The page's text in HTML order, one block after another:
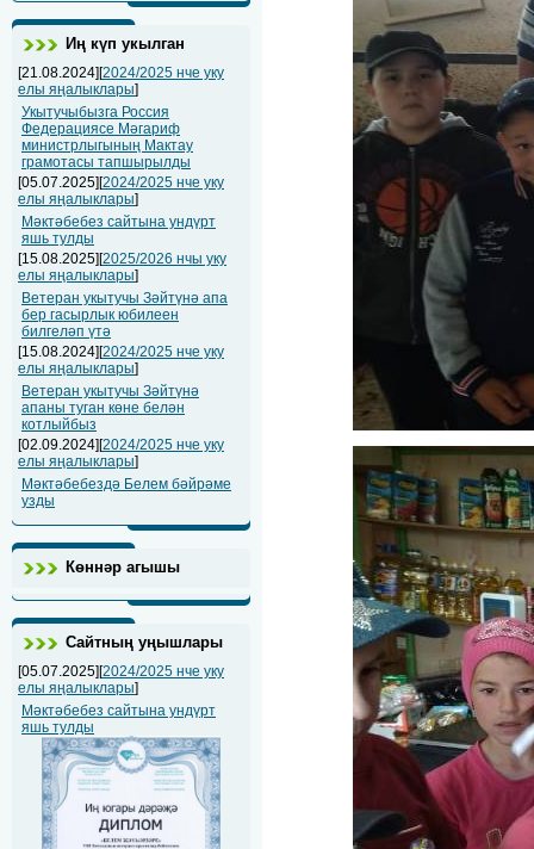
Иң күп укылган
[21.08.2024][2024/2025 нче уку
елы яңалыклары]
Укытучыбызга Россия
Федерациясе Мәгариф
министрлыгының Мактау
грамотасы тапшырылды
[05.07.2025][2024/2025 нче уку
елы яңалыклары]
Мәктәбебез сайтына ундүрт
яшь тулды
[15.08.2025][2025/2026 нчы уку
елы яңалыклары]
Ветеран укытучы Зәйтүнә апа
бер гасырлык юбилеен
билгеләп үтә
[15.08.2024][2024/2025 нче уку
елы яңалыклары]
Ветеран укытучы Зәйтүнә
апаны туган көне белән
котлыйбыз
[02.09.2024][2024/2025 нче уку
елы яңалыклары]
Мәктәбебездә Белем бәйрәме
узды
Көннәр агышы
Сайтның уңышлары
[05.07.2025][2024/2025 нче уку
елы яңалыклары]
Мәктәбебез сайтына ундүрт
яшь тулды